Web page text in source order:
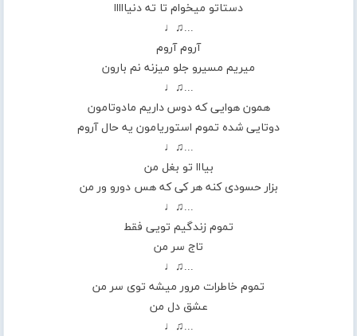
دستاتو میخوام تا ته دنیااااا
...♫♩
آروم آروم
میریم مسیرو جلو میزنه نم بارون
...♫♩
همون هوایی که دوس داریم مادوتامون
دوتایی شده تموم استوریامون یه حال آروم
...♫♩
بیااا تو بغل من
بزار حسودی کنه هر کی که هس دورو ور من
...♫♩
تموم زندگیم تویی فقط
تاج سر من
...♫♩
تموم خاطرات مرور میشه توی سر من
عشق دل من
...♫♩